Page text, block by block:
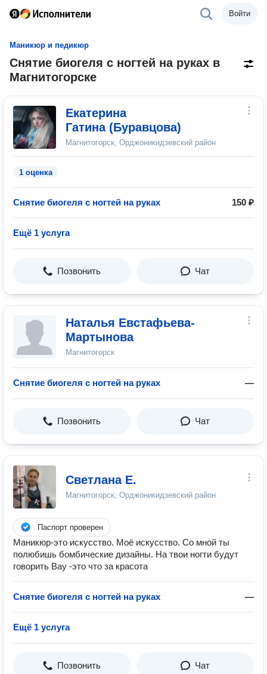
Войти
Маникюр и педикюр
Снятие биогеля с ногтей на руках в
Магнитогорске
Екатерина
Гатина (Буравцова)
Магнитогорск, Орджоникидзевский район
1 оценка
Снятие биогеля с ногтей на руках 150 ₽
Ещё 1 услуга
Позвонить Чат
Наталья Евстафьева-
Мартынова
Магнитогорск
Снятие биогеля с ногтей на руках —
Позвонить Чат
Светлана Е.
Магнитогорск, Орджоникидзевский район
Паспорт проверен
Маникюр-это искусство. Моё искусство. Со мной ты
полюбишь бомбические дизайны. На твои ногти будут
говорить Вау -это что за красота
Снятие биогеля с ногтей на руках —
Ещё 1 услуга
Позвонить Чат